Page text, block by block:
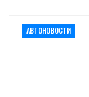
АВТОНОВОСТИ